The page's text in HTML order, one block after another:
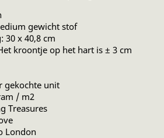
gewicht stof
30 x 40,8 cm
kroontje op het hart is ± 3 cm
gekochte unit
/ m2
Treasures
London